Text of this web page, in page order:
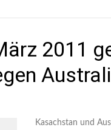
2011
Kasachstan und